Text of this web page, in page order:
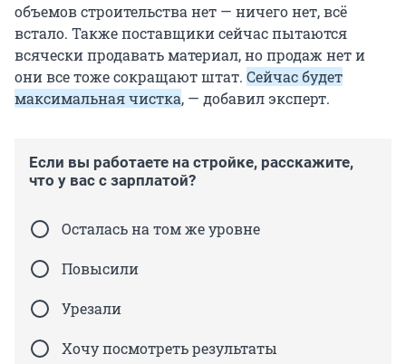
объемов строительства нет — ничего нет, всё
встало. Также поставщики сейчас пытаются
всячески продавать материал, но продаж нет и
они все тоже сокращают штат. Сейчас будет
максимальная чистка, — добавил эксперт.
Если вы работаете на стройке, расскажите,
что у вас с зарплатой?
Осталась на том же уровне
Повысили
Урезали
Хочу посмотреть результаты